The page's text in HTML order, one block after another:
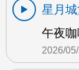
星月
午夜
2026/